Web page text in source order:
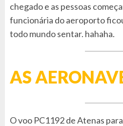
chegado e as pessoas
funcionária do aeroporto
todo mundo sentar. hahaha.
AS
O voo PC1192 de Atenas